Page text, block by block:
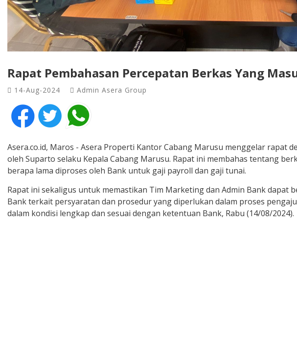
Rapat Pembahasan Percepatan Berkas Yang
14-Aug-2024 Admin Asera Group
Asera.co.id, Maros - Asera Properti Kantor Cabang Marusu menggelar rapat
oleh Suparto selaku Kepala Cabang Marusu. Rapat ini membahas tentang
berapa lama diproses oleh Bank untuk gaji payroll dan gaji tunai.
Rapat ini sekaligus untuk memastikan Tim Marketing dan Admin Bank dapat
Bank terkait persyaratan dan prosedur yang diperlukan dalam proses
dalam kondisi lengkap dan sesuai dengan ketentuan Bank, Rabu (14/08/2024).